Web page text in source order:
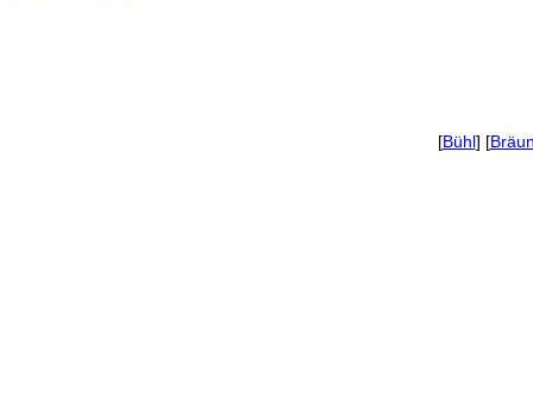
[Bühl] [